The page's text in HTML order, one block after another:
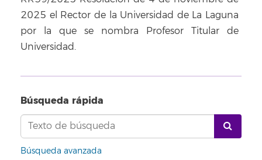
2025 el Rector de la Universidad de La Laguna
por la que se nombra Profesor Titular de
Universidad.
Búsqueda rápida
Búsqueda avanzada